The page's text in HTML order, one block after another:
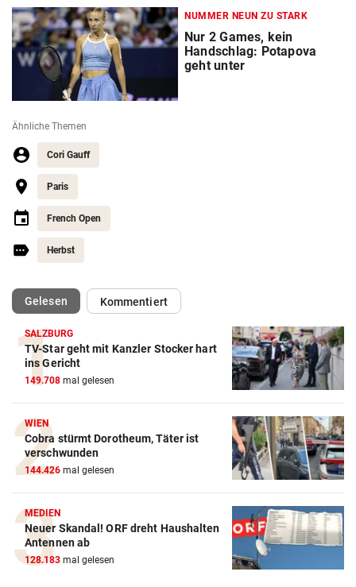
NUMMER NEUN ZU STARK
Nur 2 Games, kein
Handschlag: Potapova
geht unter
Ähnliche Themen
Cori Gauff
Paris
French Open
Herbst
Gelesen(ausgewählt)Kommentiert
SALZBURG
TV-Star geht mit Kanzler Stocker hart
ins Gericht
149.708 mal gelesen
WIEN
Cobra stürmt Dorotheum, Täter ist
verschwunden
144.426 mal gelesen
MEDIEN
Neuer Skandal! ORF dreht Haushalten
Antennen ab
128.183 mal gelesen
Action-Cam Vergleich
Crosstrainer Vergleich
ZUM VERGLEICH